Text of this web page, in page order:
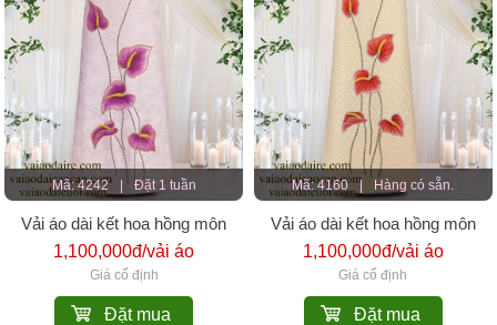
Mã: 4242 Đặt 1 tuần
Vải áo dài kết hoa hồng môn
1,100,000đ/vải áo
Giá cố định
Đặt mua
Mã: 4160 | Hàng có sẵn.
Vải áo dài kết hoa hồng môn
1,100,000đ/vải áo
Giá cố định
Đặt mua